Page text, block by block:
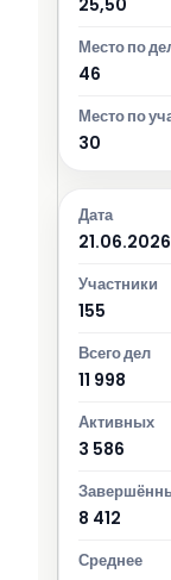
25,50
46
30
21.06.2026
155
11 998
3 586
8 412